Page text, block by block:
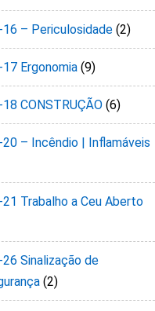
16 – Periculosidade (2)
17 Ergonomia (9)
18 CONSTRUÇÃO (6)
20 – Incêndio | Inflamáveis
21 Trabalho a Ceu Aberto
26 Sinalização de
(2)